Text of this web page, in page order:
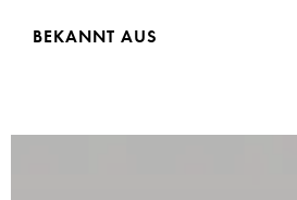
BEKANNT AUS